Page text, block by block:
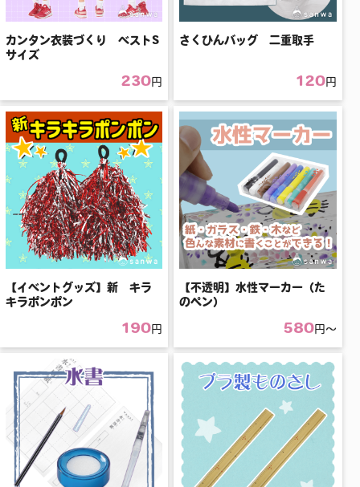
カンタン衣装づくり ベストS
サイズ
230円
さくひんバッグ 二重取手
120円
【イベントグッズ】新 キラ
キラポンポン
190円
【不透明】水性マーカー（た
のペン）
580円〜